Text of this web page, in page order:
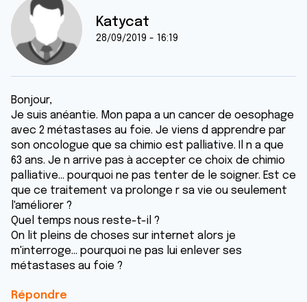
Katycat
28/09/2019 - 16:19
Bonjour,
Je suis anéantie. Mon papa a un cancer de oesophage
avec 2 métastases au foie. Je viens d apprendre par
son oncologue que sa chimio est palliative. Il n a que
63 ans. Je n arrive pas à accepter ce choix de chimio
palliative... pourquoi ne pas tenter de le soigner. Est ce
que ce traitement va prolonge r sa vie ou seulement
l'améliorer ?
Quel temps nous reste-t-il ?
On lit pleins de choses sur internet alors je
m'interroge... pourquoi ne pas lui enlever ses
métastases au foie ?
Répondre